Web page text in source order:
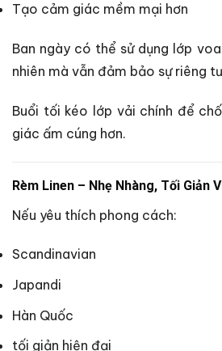
Tạo cảm giác mềm mại hơn
Ban ngày có thể sử dụng lớp
nhiên mà vẫn đảm bảo sự riêng
Buổi tối kéo lớp vải chính để
giác ấm cúng hơn.
Rèm Linen – Nhẹ Nhàng, Tối Giản
Nếu yêu thích phong cách:
Scandinavian
Japandi
Hàn Quốc
tối giản hiện đại